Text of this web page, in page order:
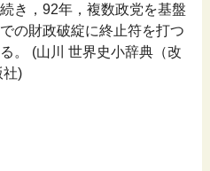
き，92年，複数政党を基盤
の財政破綻に終止符を打つ
。 (山川 世界史小辞典（改
社)